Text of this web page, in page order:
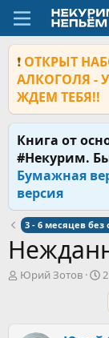
❗ ОТКРЫТ
АЛКОГОЛЯ -
ЖДЕМ ТЕБЯ!!
Книга от
#Некурим.
Бумажная
версия
3 - 6 месяцев без
А
Юрий Зотов
Д